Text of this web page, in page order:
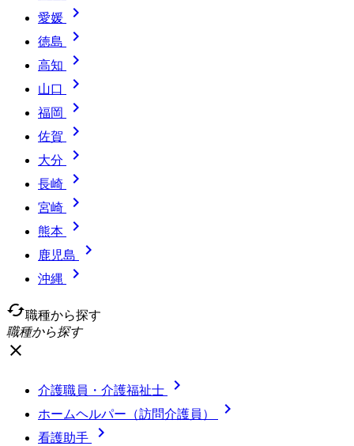
愛媛 
徳島 
高知 
山口 
福岡 
佐賀 
大分 
長崎 
宮崎 
熊本 
鹿児島 
沖縄

cached職種から探す
職種から探す
close
介護職員・介護福祉士 
ホームヘルパー（訪問介護員） 
看護助手 